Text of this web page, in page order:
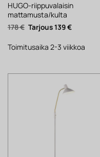
HUGO-riippuvalaisin
mattamusta/kulta
178€ Alkuperäinen
hinta
178 €.
139€Nykyinen
139 €.
Toimitusaika 2-3 viikkoa